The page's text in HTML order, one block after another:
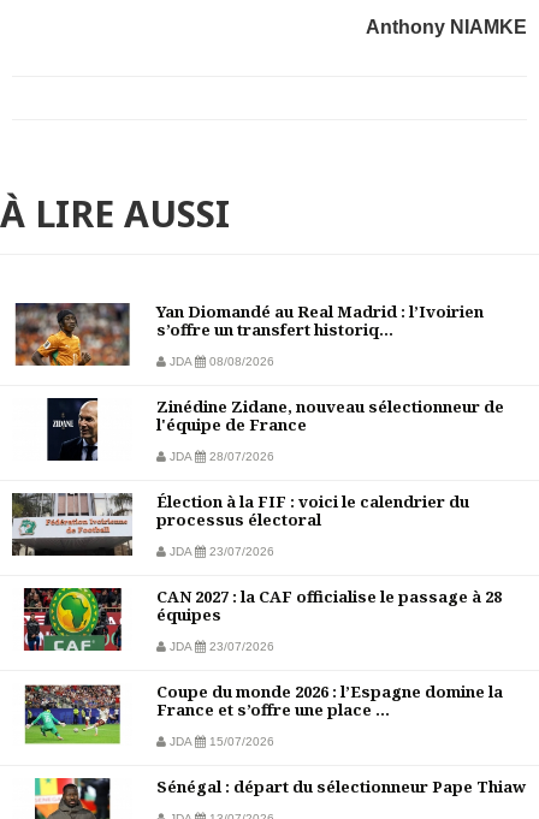
Anthony NIAMKE
À LIRE AUSSI
Yan Diomandé au Real Madrid : l’Ivoirien
s’offre un transfert historiq...
JDA 08/08/2026
Zinédine Zidane, nouveau sélectionneur de
l'équipe de France
JDA 28/07/2026
Élection à la FIF : voici le calendrier du
processus électoral
JDA 23/07/2026
CAN 2027 : la CAF officialise le passage à 28
équipes
JDA 23/07/2026
Coupe du monde 2026 : l’Espagne domine la
France et s’offre une place ...
JDA 15/07/2026
Sénégal : départ du sélectionneur Pape Thiaw